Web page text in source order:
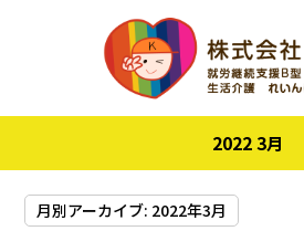
2022 3月
月別アーカイブ: 2022年3月